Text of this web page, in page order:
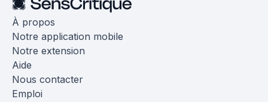
À propos
Notre application mobile
Notre extension
Aide
Nous contacter
Emploi